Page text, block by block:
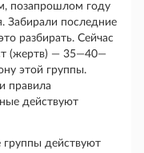
позапрошлом году
Забирали последние
разбирать. Сейчас
(жертв) — 35—40—
этой группы.
правила
действуют
группы действуют